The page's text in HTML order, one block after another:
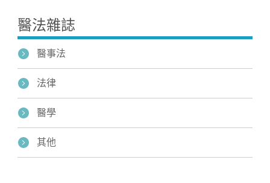
醫法雜誌
醫事法
法律
醫學
其他